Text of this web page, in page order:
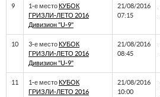
9 1-е местоКУБОК
ГРИЗЛИ-ЛЕТО 2016
Дивизион "U-9"
21/08/2016
07:15
10 3-е местоКУБОК
ГРИЗЛИ-ЛЕТО 2016
Дивизион "U-9"
21/08/2016
08:45
11 1-е местоКУБОК
ГРИЗЛИ-ЛЕТО 2016
21/08/2016
10:00